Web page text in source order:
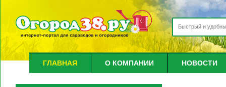
ГЛАВНАЯ О КОМПАНИИ НОВОСТИ